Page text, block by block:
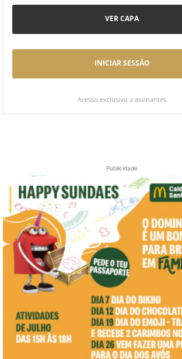
VER CAPA
INICIAR SESSÃO
Acesso exclusivo a assinantes
Publicidade